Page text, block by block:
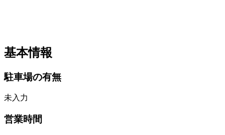
基本情報
駐車場の有無
未入力
営業時間